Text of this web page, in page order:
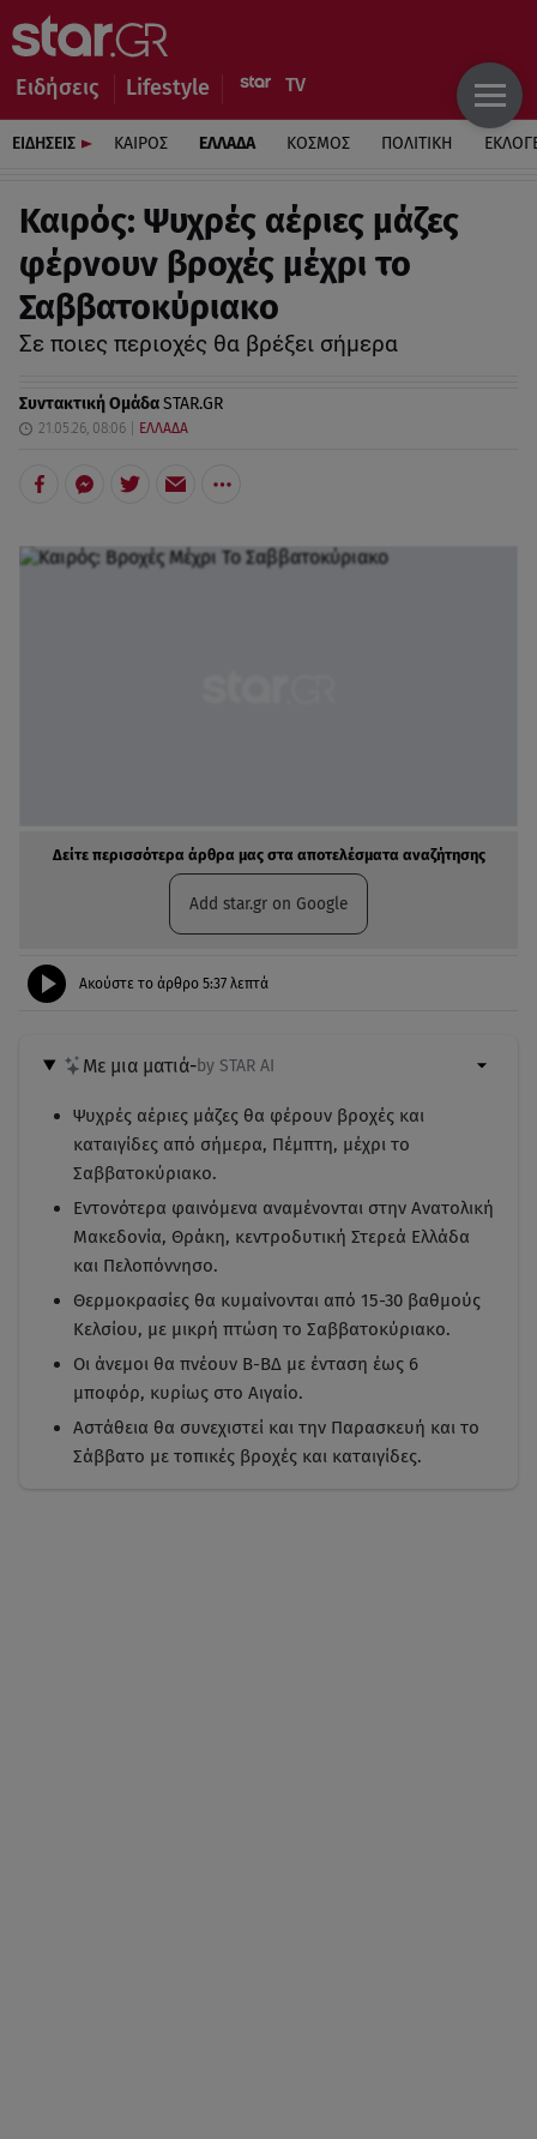
Ειδήσεις Lifestyle
ΕΙΔΗΣΕΙΣ ΚΑΙΡΟΣ ΕΛΛΑΔΑ ΚΟΣΜΟΣ ΠΟΛΙΤΙΚΗ
Καιρός: Ψυχρές αέριες μάζες
φέρνουν βροχές μέχρι το
Σαββατοκύριακο
Σε ποιες περιοχές θα βρέξει σήμερα
Συντακτική ΟμάδαSTAR.GR
21.05.26, 08:06 ΕΛΛΑΔΑ
Δείτε περισσότερα άρθρα μας στα αποτελέσματα αναζήτησης
Add star.gr on Google
Ακούστε το άρθρο 5:37 λεπτά
Με μια ματιά-by STAR AI
Ψυχρές αέριες μάζες θα φέρουν βροχές και
καταιγίδες από σήμερα, Πέμπτη, μέχρι το
Σαββατοκύριακο.
Εντονότερα φαινόμενα αναμένονται στην Ανατολική
Μακεδονία, Θράκη, κεντροδυτική Στερεά Ελλάδα
και Πελοπόννησο.
Θερμοκρασίες θα κυμαίνονται από 15-30 βαθμούς
Κελσίου, με μικρή πτώση το Σαββατοκύριακο.
Οι άνεμοι θα πνέουν Β-ΒΔ με ένταση έως 6
μποφόρ, κυρίως στο Αιγαίο.
Αστάθεια θα συνεχιστεί και την Παρασκευή και το
Σάββατο με τοπικές βροχές και καταιγίδες.